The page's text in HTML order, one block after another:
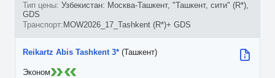
Узбекистан: Москва-Ташкент, "Ташкент, сити" (R*),
GDS
MOW2026_17_Tashkent (R*)+ GDS
Reikartz Abis Tashkent 3* (Ташкент)
Эконом